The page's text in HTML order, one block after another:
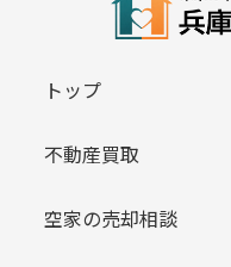
トップ
不動産買取
空家の売却相談